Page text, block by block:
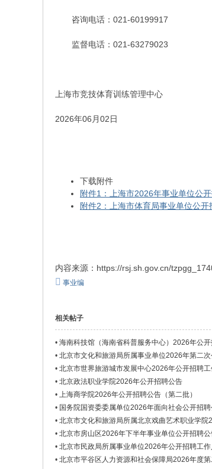
咨询电话：021-60199917
监督电话：021-63279023
上海市竞技体育训练管理中心
2026年06月02日
下载附件
附件1：上海市2026年事业单位公
附件2：上海市体育局事业单位公
内容来源：https://rsj.sh.gov.cn/
事业编
相关帖子
• 海南科技馆（海南省科普服务中心）2026年公开
• 北京市文化和旅游局所属事业单位2026年第二
• 北京市世界旅游城市发展中心2026年公开招聘
• 北京政法职业学院2026年公开招聘公告
• 上海商学院2026年公开招聘公告（第二批）
• 国务院国资委委属单位2026年面向社会公开招
• 北京市文化和旅游局所属北京戏曲艺术职业学
• 北京市房山区2026年下半年事业单位公开招聘
• 北京市民政局所属事业单位2026年公开招聘工
• 北京市平谷区人力资源和社会保障局2026年度